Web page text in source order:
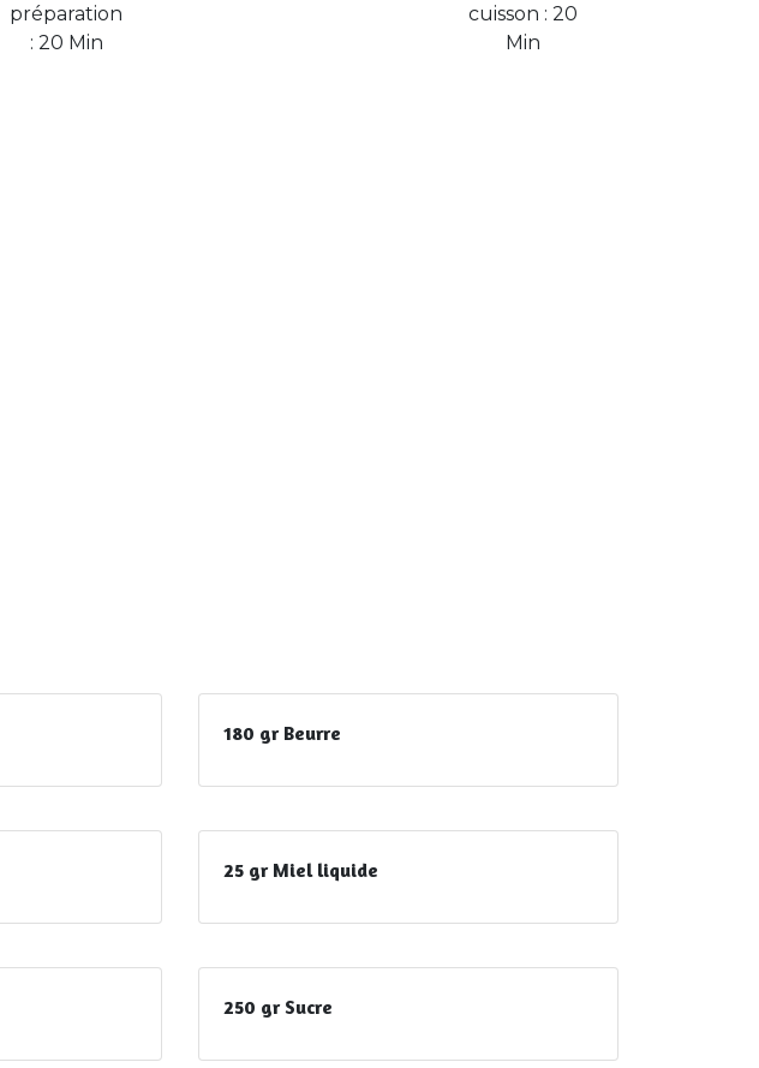
préparation
: 20 Min
cuisson : 20
Min
180 gr Beurre
25 gr Miel liquide
250 gr Sucre